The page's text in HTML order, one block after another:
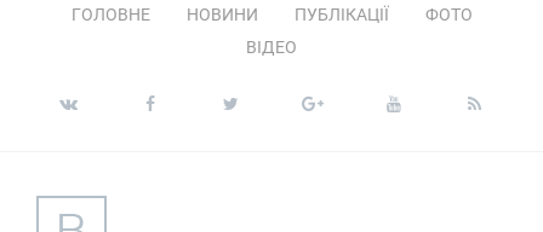
ГОЛОВНЕ НОВИНИ ПУБЛІКАЦІЇ
ФОТО
ВІДЕО